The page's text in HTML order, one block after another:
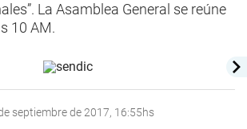
La Asamblea General se reúne
10 AM.
septiembre de 2017, 16:55hs